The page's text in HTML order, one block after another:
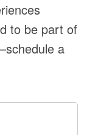
to be part of
a